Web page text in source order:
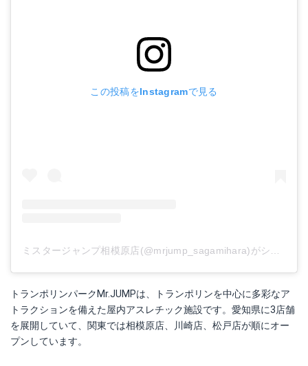
この投稿をInstagramで見る
トランポリンパークMr.JUMPは、トランポリンを中心に多彩なア
トラクションを備えた屋内アスレチック施設です。愛知県に3店舗
を展開していて、関東では相模原店、川崎店、松戸店が順にオー
プンしています。